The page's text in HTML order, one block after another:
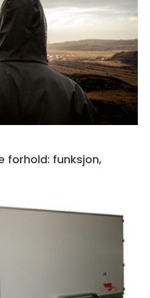
forhold: funksjon,